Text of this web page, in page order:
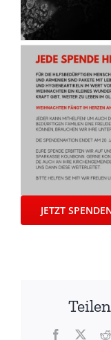
JETZT
Facebook
X